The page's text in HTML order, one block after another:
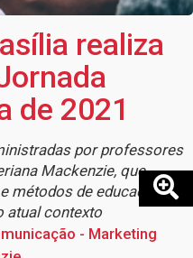
realiza
de 2021
por professores
Mackenzie, que
métodos de educação
atual contexto
- Marketing